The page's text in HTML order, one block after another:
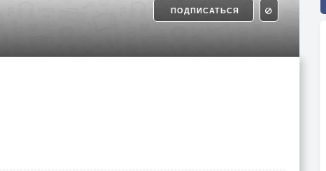
ПОДПИСАТЬСЯ